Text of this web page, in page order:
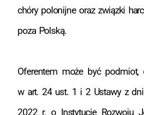
chóry polonijne oraz związki
poza Polską.
Oferentem może być
w art. 24 ust. 1 i 2 Ustawy z
2022 r. o Instytucie Rozwoju